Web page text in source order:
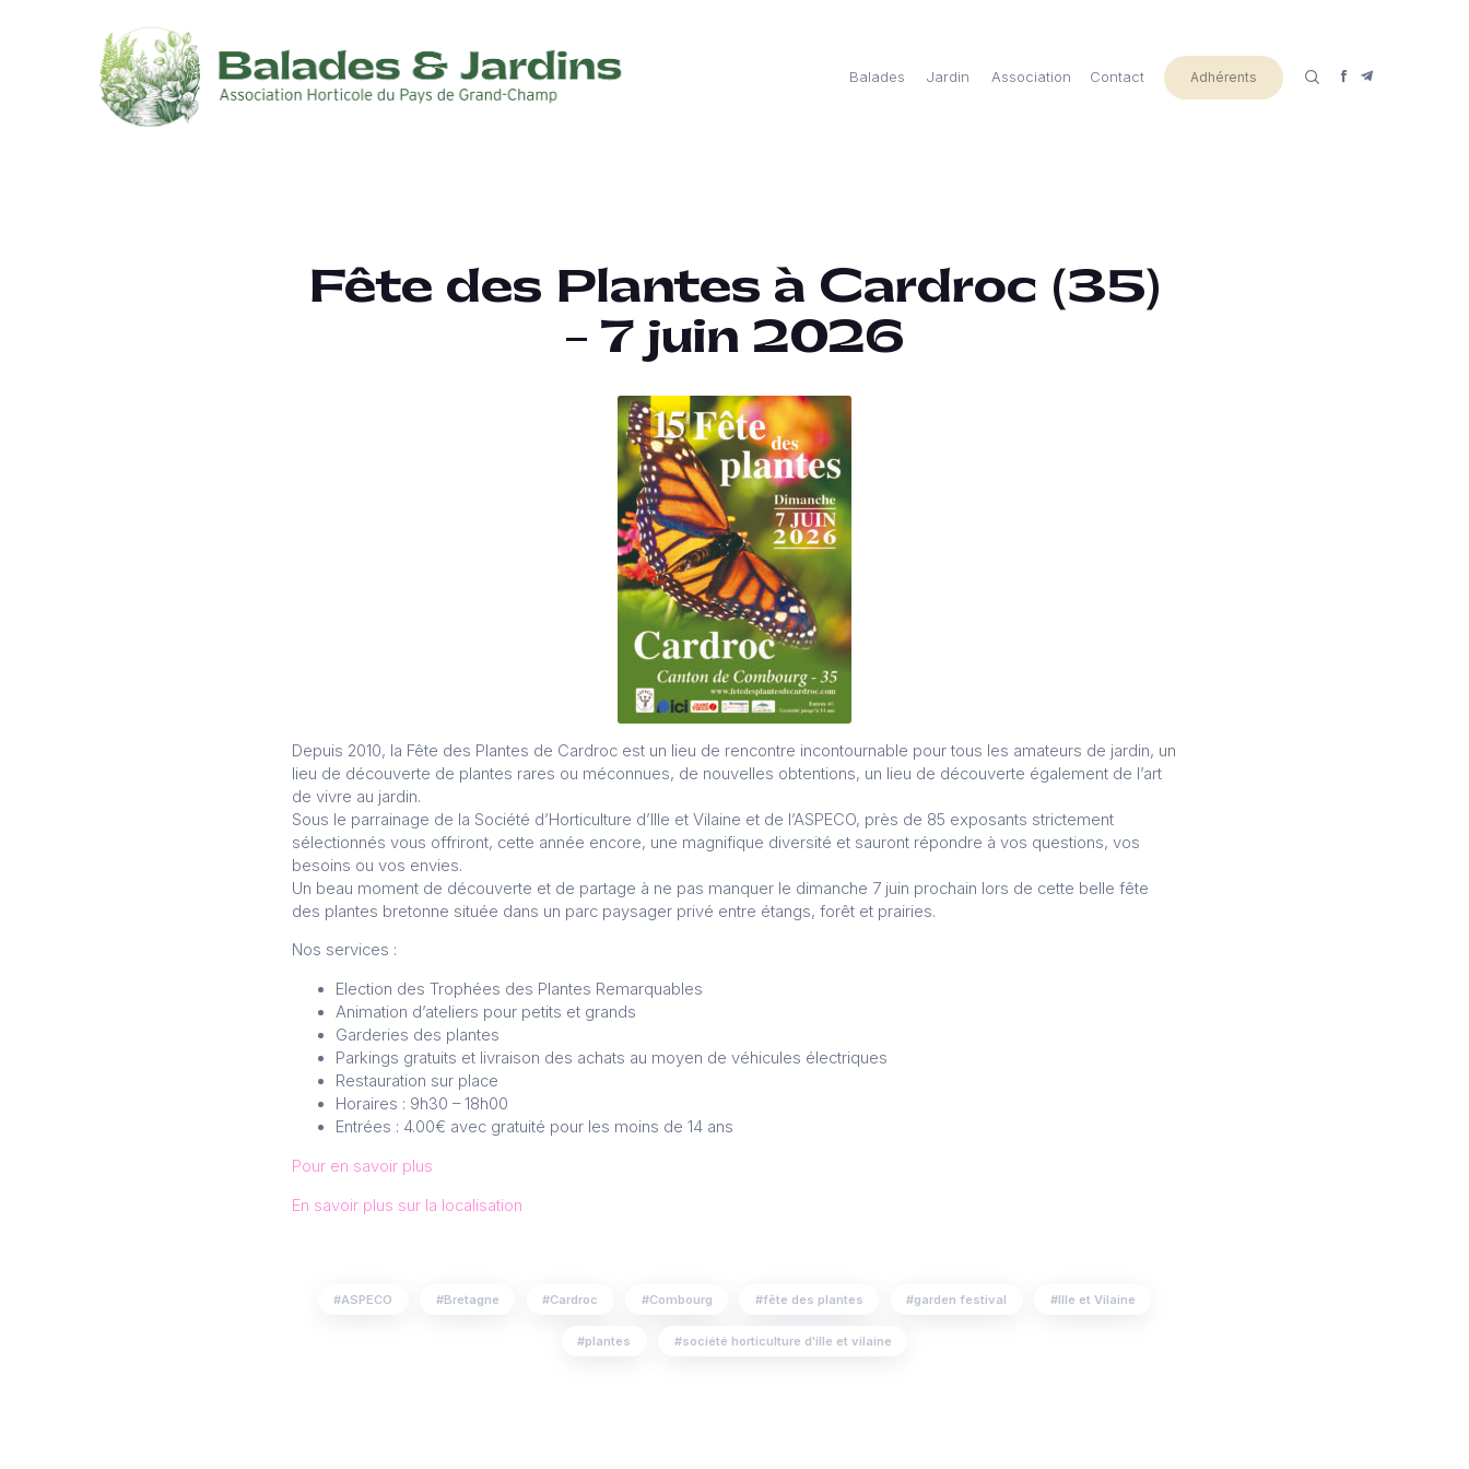
Balades Jardin Association Adhérents
Contact
Fête des Plantes à Cardroc (35)
– 7 juin 2026
Depuis 2010, la Fête des Plantes de Cardroc est un lieu de rencontre incontournable pour tous les amateurs de jardin, un
lieu de découverte de plantes rares ou méconnues, de nouvelles obtentions, un lieu de découverte également de l’art
de vivre au jardin.
Sous le parrainage de la Société d’Horticulture d’Ille et Vilaine et de l’ASPECO, près de 85 exposants strictement
sélectionnés vous offriront, cette année encore, une magnifique diversité et sauront répondre à vos questions, vos
besoins ou vos envies.
Un beau moment de découverte et de partage à ne pas manquer le dimanche 7 juin prochain lors de cette belle fête
des plantes bretonne située dans un parc paysager privé entre étangs, forêt et prairies.
Nos services :
Election des Trophées des Plantes Remarquables
Animation d’ateliers pour petits et grands
Garderies des plantes
Parkings gratuits et livraison des achats au moyen de véhicules électriques
Restauration sur place
Horaires : 9h30 – 18h00
Entrées : 4.00€ avec gratuité pour les moins de 14 ans
Pour en savoir plus
En savoir plus sur la localisation
ASPECO Bretagne Cardroc Combourg fête des plantes garden festival Ille et Vilaine
plantes société horticulture d'ille et vilaine